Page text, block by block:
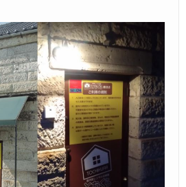
Ｑ＆Ａ
– Faq –
ご見学
– Tour –
ご契約の流れ
– Agreement –
交通アクセス
– Access –